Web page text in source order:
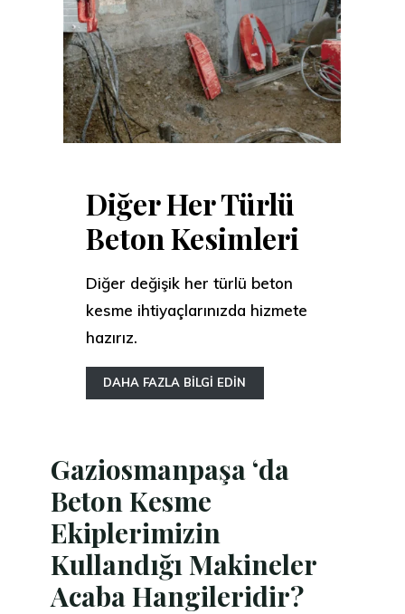
Diğer Her Türlü
Beton Kesimleri
Diğer değişik her türlü beton
kesme ihtiyaçlarınızda hizmete
hazırız.
DAHA FAZLA BİLGİ EDİN
Gaziosmanpaşa ‘da
Beton Kesme
Ekiplerimizin
Kullandığı Makineler
Acaba Hangileridir?